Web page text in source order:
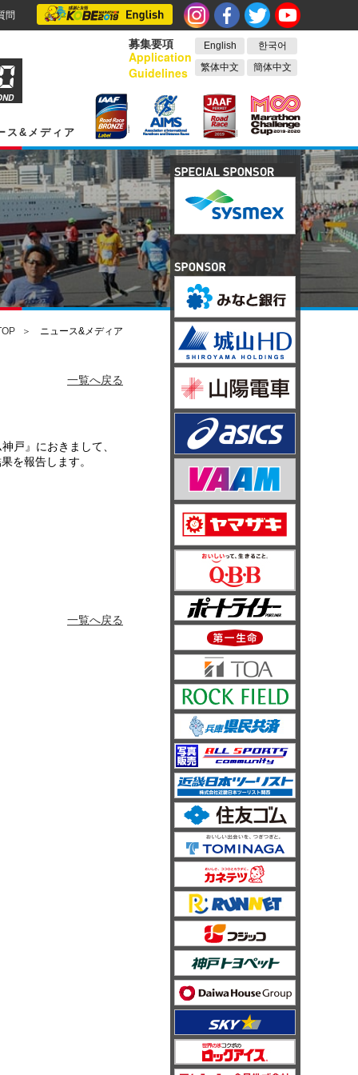
問
募集要項
Application
Guidelines
English
한국어
繁体中文
簡体中文
ス&メディア
ニュース&メディア
一覧へ戻る
戸』におきまして、
を報告します。
一覧へ戻る